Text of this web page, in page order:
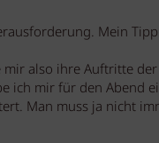
Mein
also ihre Auftritte
ich mir für den Abend
Man muss ja nicht